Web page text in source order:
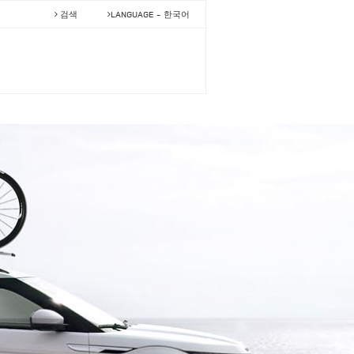
검색 LANGUAGE - 한국어